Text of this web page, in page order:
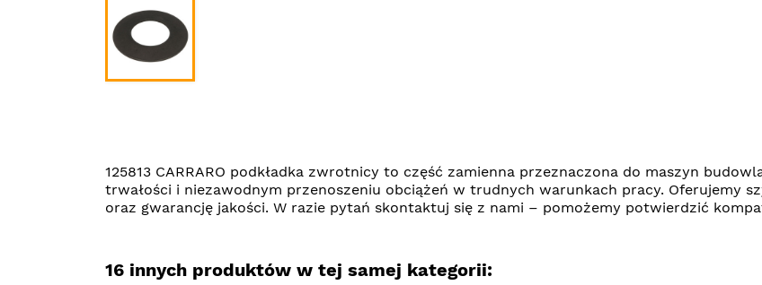
125813 CARRARO podkładka zwrotnicy to część zamienna przeznaczona do maszyn
trwałości i niezawodnym przenoszeniu obciążeń w trudnych warunkach pracy. Oferujemy
oraz gwarancję jakości. W razie pytań skontaktuj się z nami – pomożemy potwierdzić
16 innych produktów w tej samej kategorii: